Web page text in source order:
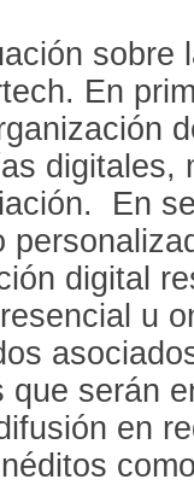
sobre
En
digitales,
En
digital
u
serán
en